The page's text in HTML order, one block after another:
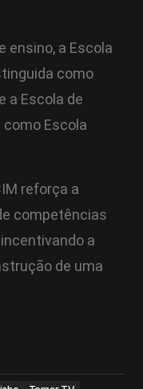
ensino, a Escola
como
a Escola de
Escola
reforça a
competências
a
de uma